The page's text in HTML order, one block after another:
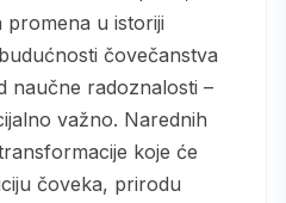
promena u istoriji
čovečanstva
naučne radoznalosti –
važno. Narednih
koje će
čoveka, prirodu